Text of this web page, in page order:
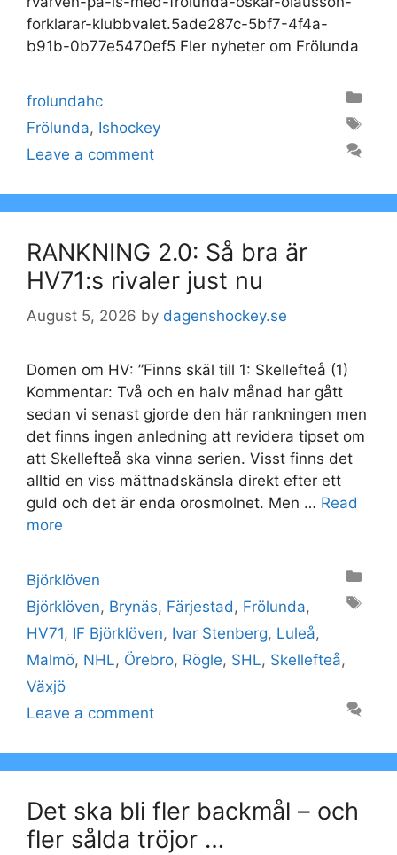
forklarar-klubbvalet.5ade287c-5bf7-4f4a-
b91b-0b77e5470ef5 Fler nyheter om Frölunda
Categories
frolundahc
Tags
Frölunda, Ishockey
Leave a comment
RANKNING 2.0: Så bra är
HV71:s rivaler just nu
August 5, 2026 by dagenshockey.se
Domen om HV: ”Finns skäl till 1: Skellefteå (1)
Kommentar: Två och en halv månad har gått
sedan vi senast gjorde den här rankningen men
det finns ingen anledning att revidera tipset om
att Skellefteå ska vinna serien. Visst finns det
alltid en viss mättnadskänsla direkt efter ett
guld och det är enda orosmolnet. Men … Read
more
Categories
Björklöven
Tags
Björklöven, Brynäs, Färjestad, Frölunda,
HV71, IF Björklöven, Ivar Stenberg, Luleå,
Malmö, NHL, Örebro, Rögle, SHL, Skellefteå,
Växjö
Leave a comment
Det ska bli fler backmål – och
fler sålda tröjor …